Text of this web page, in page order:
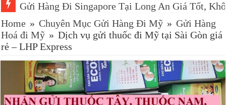
Gửi Hàng Đi Singapore Tại Long An Giá Tốt,
Home » Chuyên Mục Gửi Hàng Đi Mỹ » Gửi Hàng
Hoá đi Mỹ » Dịch vụ gửi thuốc đi Mỹ tại Sài Gòn giá
rẻ – LHP Express